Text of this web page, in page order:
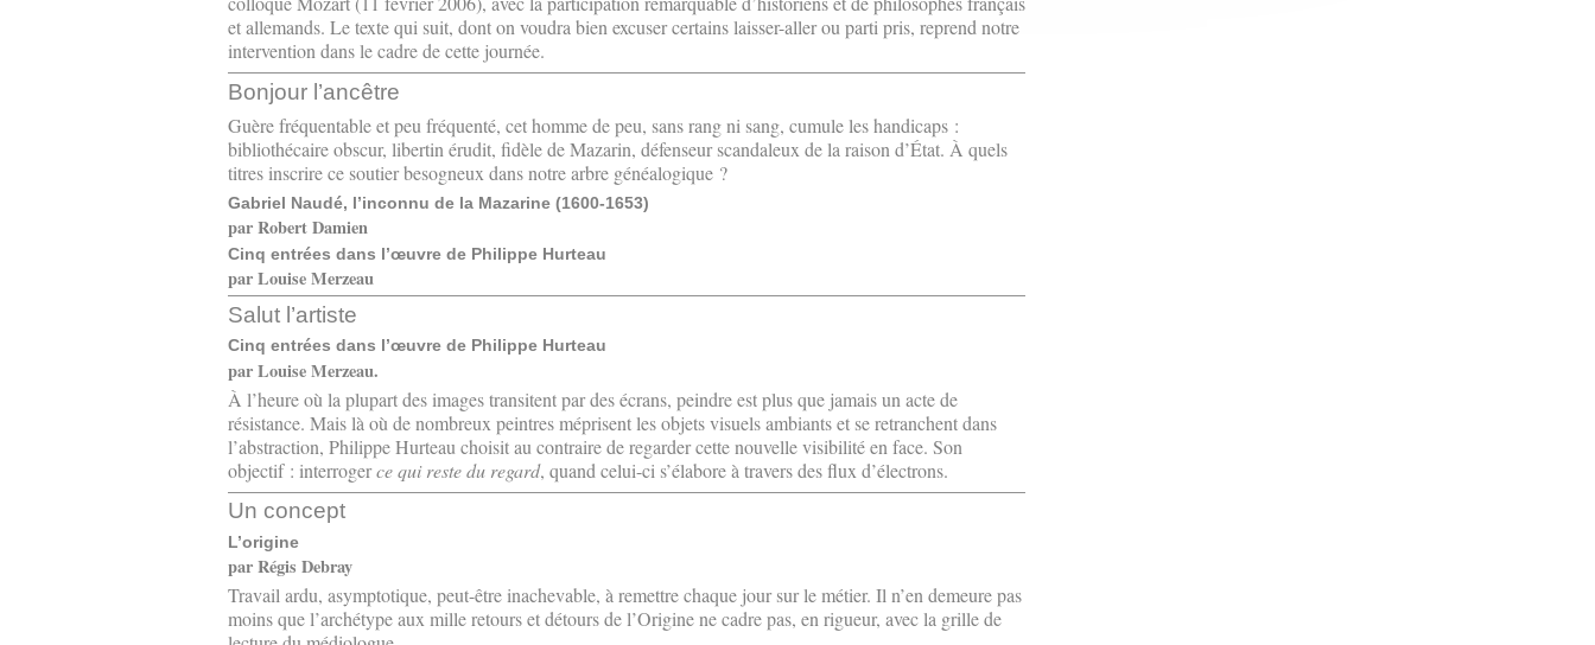
et allemands. Le texte qui suit, dont on voudra bien excuser certains laisser-aller ou parti pris, reprend notre
intervention dans le cadre de cette journée.
Bonjour l’ancêtre
Guère fréquentable et peu fréquenté, cet homme de peu, sans rang ni sang, cumule les handicaps :
bibliothécaire obscur, libertin érudit, fidèle de Mazarin, défenseur scandaleux de la raison d’État. À quels
titres inscrire ce soutier besogneux dans notre arbre généalogique ?
Gabriel Naudé, l’inconnu de la Mazarine (1600-1653)
par Robert Damien
Cinq entrées dans l’œuvre de Philippe Hurteau
par Louise Merzeau
Salut l’artiste
Cinq entrées dans l’œuvre de Philippe Hurteau
par Louise Merzeau.
À l’heure où la plupart des images transitent par des écrans, peindre est plus que jamais un acte de
résistance. Mais là où de nombreux peintres méprisent les objets visuels ambiants et se retranchent dans
l’abstraction, Philippe Hurteau choisit au contraire de regarder cette nouvelle visibilité en face. Son
objectif : interrogerce qui reste du regard, quand celui-ci s’élabore à travers des flux d’électrons.
Un concept
L’origine
par Régis Debray
Travail ardu, asymptotique, peut-être inachevable, à remettre chaque jour sur le métier. Il n’en demeure pas
moins que l’archétype aux mille retours et détours de l’Origine ne cadre pas, en rigueur, avec la grille de